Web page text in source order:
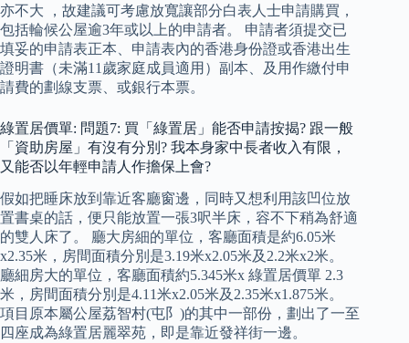
亦不大 ，故建議可考慮放寬讓部分白表人士申請購買，
包括輪候公屋逾3年或以上的申請者。 申請者須提交已
填妥的申請表正本、申請表內的香港身份證或香港出生
證明書（未滿11歲家庭成員適用）副本、及用作繳付申
請費的劃線支票、或銀行本票。
綠置居價單: 問題7: 買「綠置居」能否申請按揭? 跟一般
「資助房屋」有沒有分別? 我本身家中長者收入有限，
又能否以年輕申請人作擔保上會?
假如把睡床放到靠近客廳窗邊，同時又想利用該凹位放
置書桌的話，便只能放置一張3呎半床，容不下稍為舒適
的雙人床了。 廳大房細的單位，客廳面積是約6.05米
x2.35米，房間面積分別是3.19米x2.05米及2.2米x2米。
廳細房大的單位，客廳面積約5.345米x 綠置居價單 2.3
米，房間面積分別是4.11米x2.05米及2.35米x1.875米。
項目原本屬公屋荔智村(屯阝)的其中一部份，劃出了一至
四座成為綠置居麗翠苑，即是靠近發祥街一邊。